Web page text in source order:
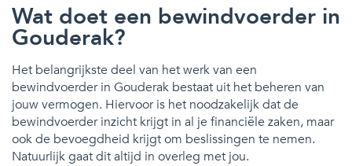
Wat doet een bewindvoerder in
Gouderak?
Het belangrijkste deel van het werk van een
bewindvoerder in Gouderak bestaat uit het beheren van
jouw vermogen. Hiervoor is het noodzakelijk dat de
bewindvoerder inzicht krijgt in al je financiële zaken, maar
ook de bevoegdheid krijgt om beslissingen te nemen.
Natuurlijk gaat dit altijd in overleg met jou.